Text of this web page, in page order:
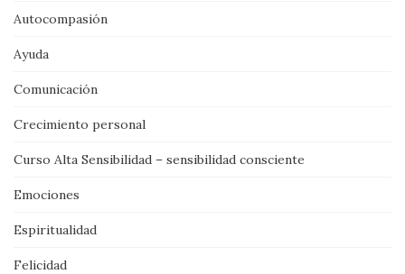
Autocompasión
Ayuda
Comunicación
Crecimiento personal
Curso Alta Sensibilidad – sensibilidad consciente
Emociones
Espiritualidad
Felicidad